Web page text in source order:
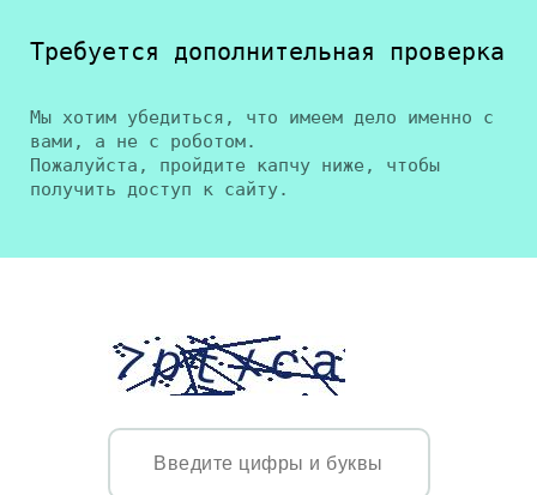
Требуется дополнительная проверка
Мы хотим убедиться, что имеем дело именно с
вами, а не с роботом.
Пожалуйста, пройдите капчу ниже, чтобы
получить доступ к сайту.